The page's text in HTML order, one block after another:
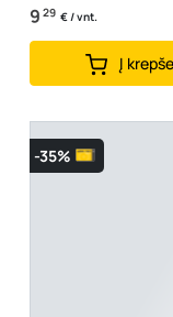
9 29 € / vnt.
Į
-35%